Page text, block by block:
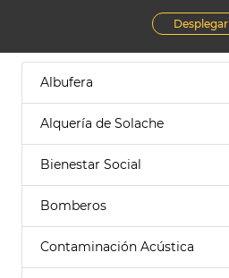
Desplegar
Albufera
Alquería de Solache
Bienestar Social
Bomberos
Contaminación Acústica